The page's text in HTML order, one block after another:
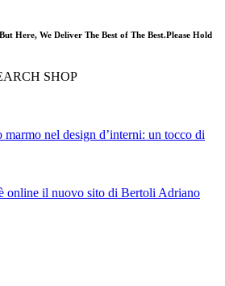
Here, We Deliver The Best of The Best.Please Hold
SHOP
nel design d’interni: un tocco di
online il nuovo sito di Bertoli Adriano